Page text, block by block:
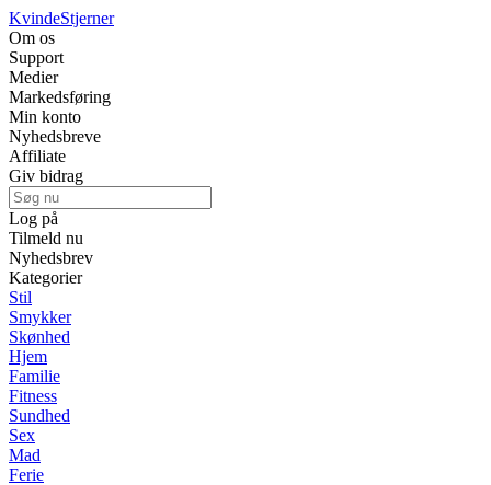
KvindeStjerner
Om os
Support
Medier
Markedsføring
Min konto
Nyhedsbreve
Affiliate
Giv bidrag
Log på
Tilmeld nu
Nyhedsbrev
Kategorier
Stil
Smykker
Skønhed
Hjem
Familie
Fitness
Sundhed
Sex
Mad
Ferie